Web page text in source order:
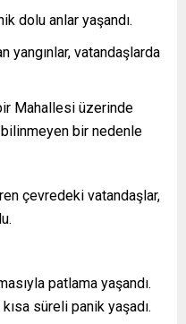
dolu anlar yaşandı.
yangınlar, vatandaşlarda
Mahallesi üzerinde
bir nedenle
çevredeki vatandaşlar,
patlama yaşandı.
süreli panik yaşadı.